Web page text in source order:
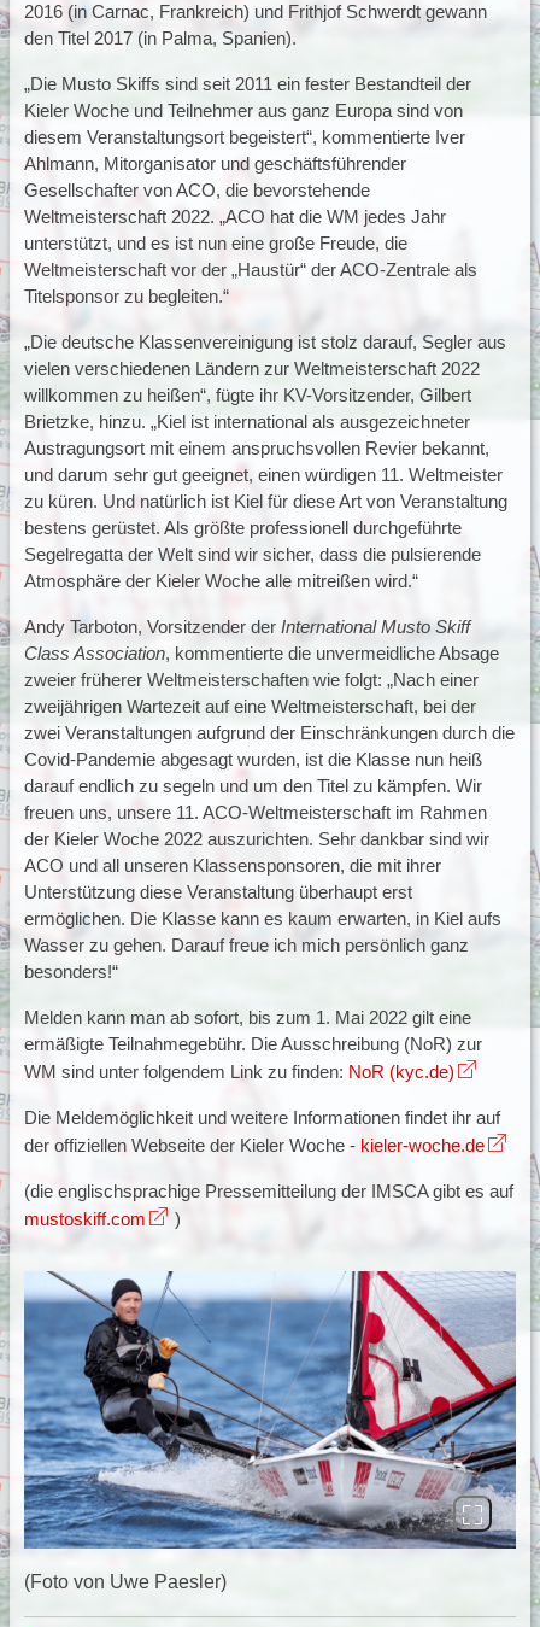
2016 (in Carnac, Frankreich) und Frithjof Schwerdt gewann
den Titel 2017 (in Palma, Spanien).
„Die Musto Skiffs sind seit 2011 ein fester Bestandteil der
Kieler Woche und Teilnehmer aus ganz Europa sind von
diesem Veranstaltungsort begeistert“, kommentierte Iver
Ahlmann, Mitorganisator und geschäftsführender
Gesellschafter von ACO, die bevorstehende
Weltmeisterschaft 2022. „ACO hat die WM jedes Jahr
unterstützt, und es ist nun eine große Freude, die
Weltmeisterschaft vor der „Haustür“ der ACO-Zentrale als
Titelsponsor zu begleiten.“
„Die deutsche Klassenvereinigung ist stolz darauf, Segler aus
vielen verschiedenen Ländern zur Weltmeisterschaft 2022
willkommen zu heißen“, fügte ihr KV-Vorsitzender, Gilbert
Brietzke, hinzu. „Kiel ist international als ausgezeichneter
Austragungsort mit einem anspruchsvollen Revier bekannt,
und darum sehr gut geeignet, einen würdigen 11. Weltmeister
zu küren. Und natürlich ist Kiel für diese Art von Veranstaltung
bestens gerüstet. Als größte professionell durchgeführte
Segelregatta der Welt sind wir sicher, dass die pulsierende
Atmosphäre der Kieler Woche alle mitreißen wird.“
Andy Tarboton, Vorsitzender der International Musto Skiff
Class Association, kommentierte die unvermeidliche Absage
zweier früherer Weltmeisterschaften wie folgt: „Nach einer
zweijährigen Wartezeit auf eine Weltmeisterschaft, bei der
zwei Veranstaltungen aufgrund der Einschränkungen durch die
Covid-Pandemie abgesagt wurden, ist die Klasse nun heiß
darauf endlich zu segeln und um den Titel zu kämpfen. Wir
freuen uns, unsere 11. ACO-Weltmeisterschaft im Rahmen
der Kieler Woche 2022 auszurichten. Sehr dankbar sind wir
ACO und all unseren Klassensponsoren, die mit ihrer
Unterstützung diese Veranstaltung überhaupt erst
ermöglichen. Die Klasse kann es kaum erwarten, in Kiel aufs
Wasser zu gehen. Darauf freue ich mich persönlich ganz
besonders!“
Melden kann man ab sofort, bis zum 1. Mai 2022 gilt eine
ermäßigte Teilnahmegebühr. Die Ausschreibung (NoR) zur
WM sind unter folgendem Link zu finden: NoR (kyc.de)
Die Meldemöglichkeit und weitere Informationen findet ihr auf
der offiziellen Webseite der Kieler Woche - kieler-woche.de
(die englischsprachige Pressemitteilung der IMSCA gibt es auf
mustoskiff.com
)
(Foto von Uwe Paesler)